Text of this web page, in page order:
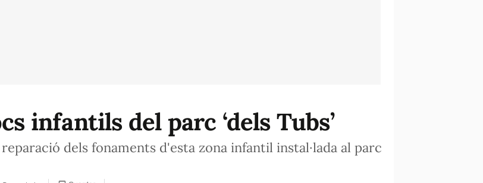
infantils del parc ‘dels Tubs’
dels fonaments d'esta zona infantil instal·lada al parc